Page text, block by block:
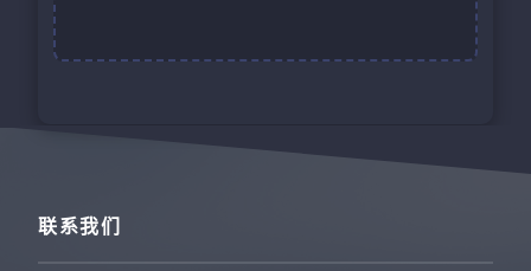
联系我们